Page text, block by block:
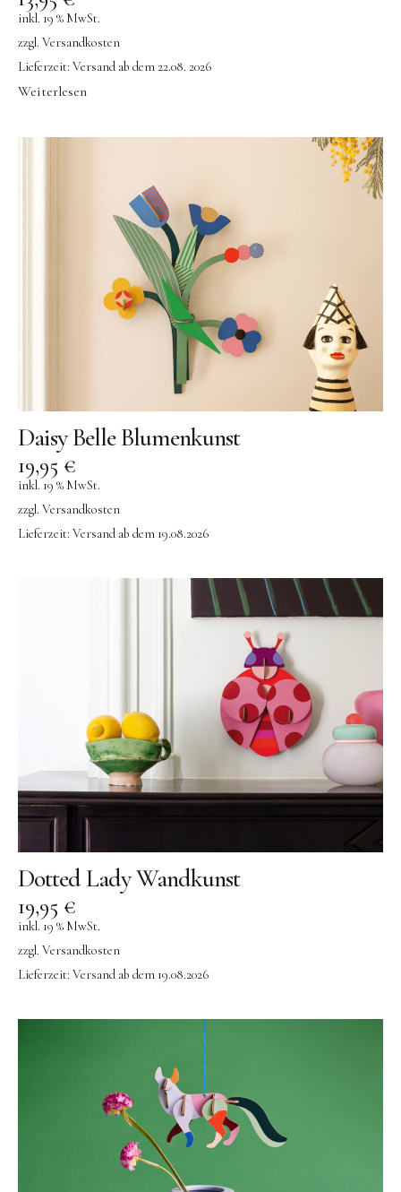
inkl. 19 % MwSt.
zzgl. Versandkosten
Lieferzeit: Versand ab dem 22.08. 2026
Weiterlesen
Daisy Belle Blumenkunst
19,95 €
inkl. 19 % MwSt.
zzgl. Versandkosten
Lieferzeit: Versand ab dem 19.08.2026
Dotted Lady Wandkunst
19,95 €
inkl. 19 % MwSt.
zzgl. Versandkosten
Lieferzeit: Versand ab dem 19.08.2026